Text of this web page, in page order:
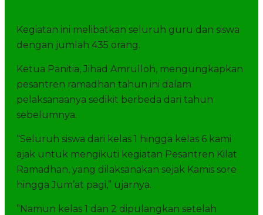
Kegiatan ini melibatkan seluruh guru dan siswa
dengan jumlah 435 orang.
Ketua Panitia, Jihad Amrulloh, mengungkapkan
pesantren ramadhan tahun ini dalam
pelaksanaanya sedikit berbeda dari tahun
sebelumnya.
“Seluruh siswa dari kelas 1 hingga kelas 6 kami
ajak untuk mengikuti kegiatan Pesantren Kilat
Ramadhan, yang dilaksanakan sejak Kamis sore
hingga Jum’at pagi,” ujarnya.
”Namun kelas 1 dan 2 dipulangkan setelah